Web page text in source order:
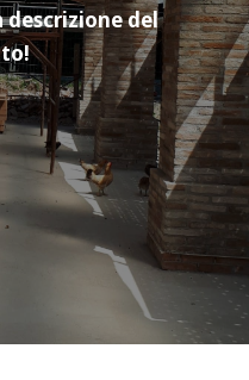
descrizione del